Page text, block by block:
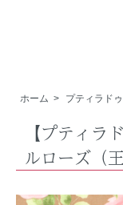
ホーム > プティラド
【プティラ
ルローズ（